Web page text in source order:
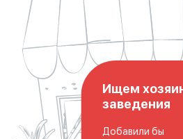
Ищем
заведения
Добавили бы